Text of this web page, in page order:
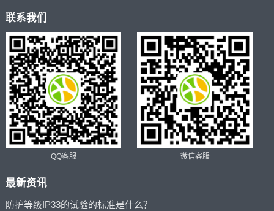
联系我们
QQ客服 微信客服
最新资讯
防护等级IP33的试验的标准是什么？